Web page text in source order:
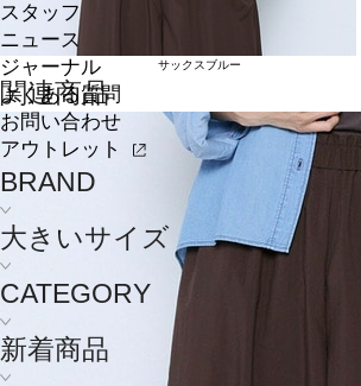
スタッフ
ニュース
ジャーナル
よくある質問
お問い合わせ
アウトレット
BRAND
大きいサイズ
CATEGORY
新着商品
サックスブルー
関連商品